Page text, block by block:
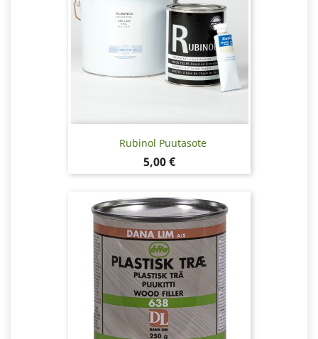
Rubinol Puutasote
Hinta
5,00 €